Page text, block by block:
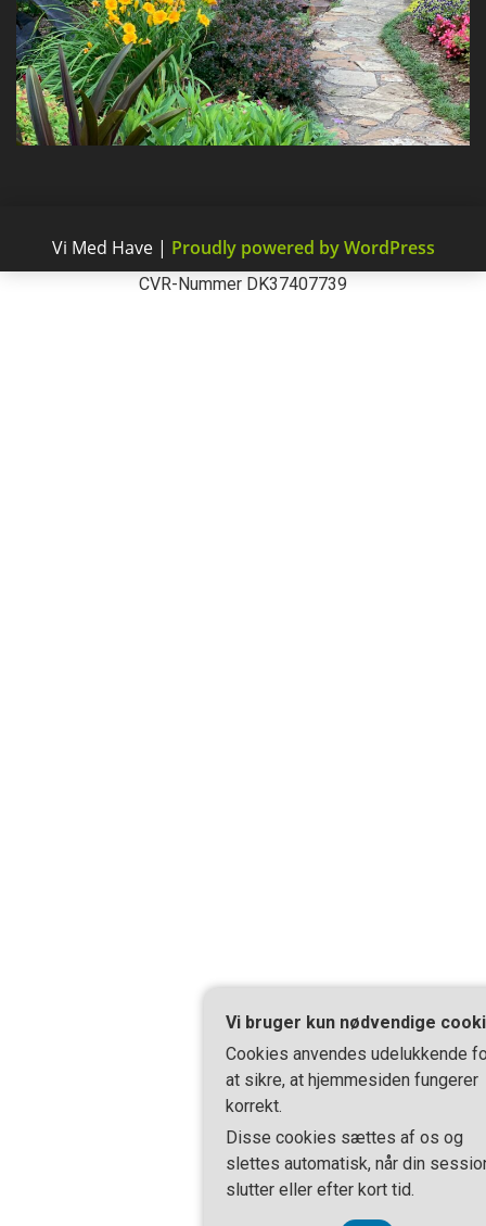
Vi Med Have | Proudly powered by WordPress
CVR-Nummer DK37407739
Vi bruger kun nødvendige
Cookies anvendes udelukkende
at sikre, at hjemmesiden fungerer
korrekt.
Disse cookies sættes af os og
slettes automatisk, når din
slutter eller efter kort tid.